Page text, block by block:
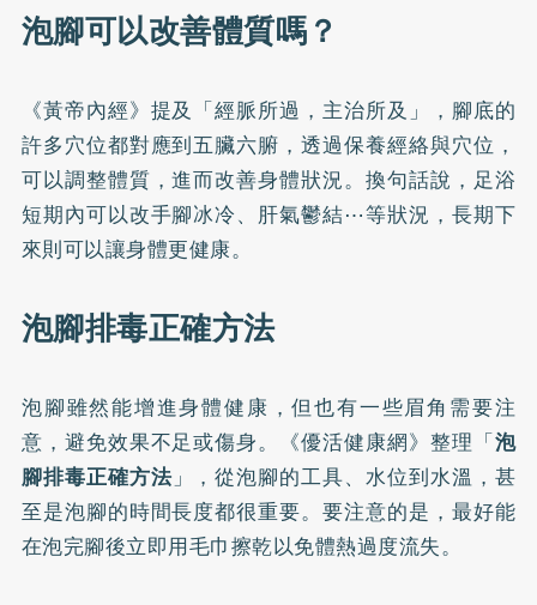
泡腳可以改善體質嗎？
《黃帝內經》提及「經脈所過，主治所及」，腳底的
許多穴位都對應到五臟六腑，透過保養經絡與穴位，
可以調整體質，進而改善身體狀況。換句話說，足浴
短期內可以改手腳冰冷、肝氣鬱結⋯等狀況，長期下
來則可以讓身體更健康。
泡腳排毒正確方法
泡腳雖然能增進身體健康，但也有一些眉角需要注
意，避免效果不足或傷身。《優活健康網》整理「泡
腳排毒正確方法 」，從泡腳的工具、水位到水溫，甚
至是泡腳的時間長度都很重要。要注意的是，最好能
在泡完腳後立即用毛巾擦乾以免體熱過度流失。